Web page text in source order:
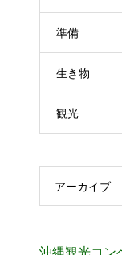
準備
生き物
観光
アーカイブ
沖縄観光コン